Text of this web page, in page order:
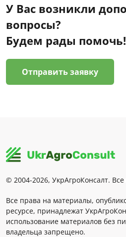
У Вас возникли
вопросы?
Будем рады помочь!
Отправить заявку
© 2004-2026, УкрАгроКонсалт.
Все права на материалы,
ресурсе, принадлежат
использование материалов без
владельца запрещено.